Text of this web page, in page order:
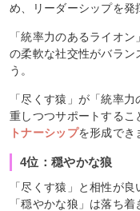
め、リーダーシップを発
「統率力のあるライオ
の柔軟な社交性がバラン
う。
「尽くす猿」が「統率
重しつつサポートするこ
トナーシップを形成でき
4位：穏やかな狼
「尽くす猿」と相性が
「穏やかな狼」は落ち